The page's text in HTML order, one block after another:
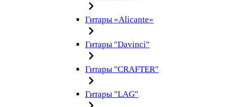
Гитары «Alicante»
Гитары "Davinci"
Гитары "CRAFTER"
Гитары "LAG"